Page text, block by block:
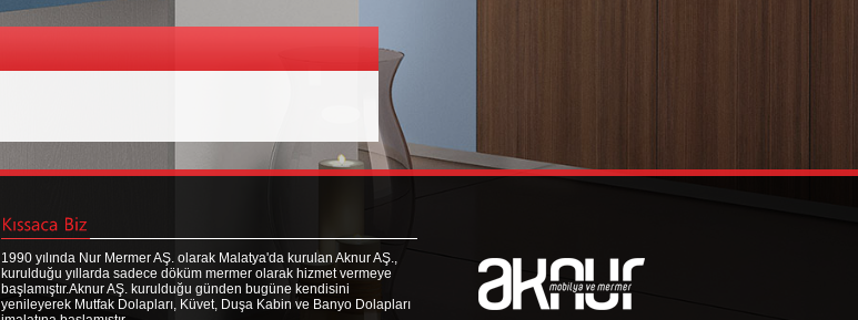
1990 yılında Nur Mermer AŞ. olarak Malatya'da kurulan Aknur AŞ.,
kurulduğu yıllarda sadece döküm mermer olarak hizmet vermeye
başlamıştır.Aknur AŞ. kurulduğu günden bugüne kendisini
yenileyerek Mutfak Dolapları, Küvet, Duşa Kabin ve Banyo Dolapları